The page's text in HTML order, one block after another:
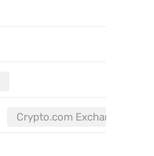
Crypto.com Exchange